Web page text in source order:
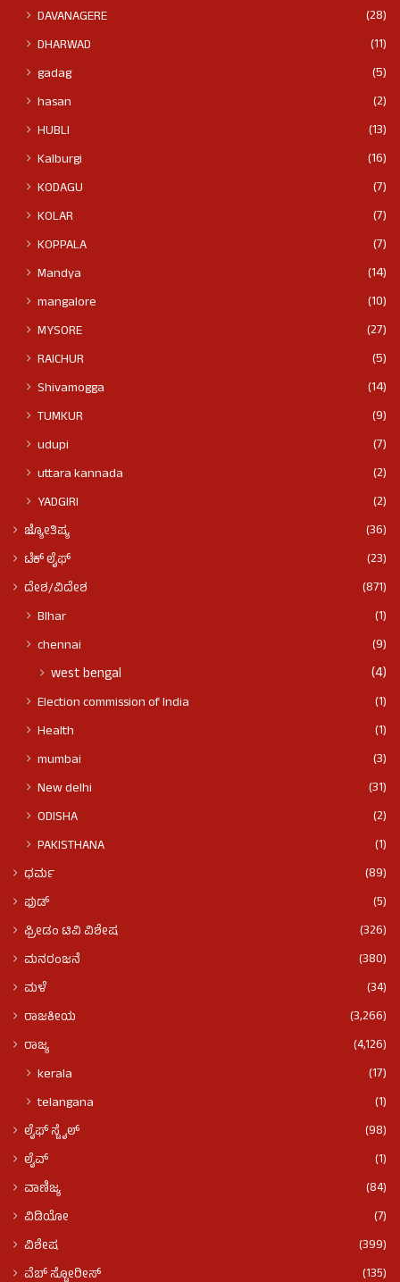
DAVANAGERE
(28)
DHARWAD
(11)
gadag
(5)
hasan
(2)
HUBLI
(13)
Kalburgi
(16)
KODAGU
(7)
KOLAR
(7)
KOPPALA
(7)
Mandya
(14)
mangalore
(10)
MYSORE
(27)
RAICHUR
(5)
Shivamogga
(14)
TUMKUR
(9)
udupi
(7)
uttara kannada
(2)
YADGIRI
(2)
ಜ್ಯೋತಿಷ್ಯ
(36)
ಟೆಕ್ ಲೈಫ್
(23)
ದೇಶ/ವಿದೇಶ
(871)
BIhar
(1)
chennai
(9)
west bengal (4)
Election commission of India
(1)
Health
(1)
mumbai
(3)
New delhi
(31)
ODISHA
(2)
PAKISTHANA
(1)
ಧರ್ಮ
(89)
ಫುಡ್​​
(5)
ಫ್ರೀಡಂ ಟಿವಿ ವಿಶೇಷ
(326)
ಮನರಂಜನೆ
(380)
ಮಳೆ
(34)
ರಾಜಕೀಯ
(3,266)
ರಾಜ್ಯ
(4,126)
kerala
(17)
telangana
(1)
ಲೈಫ್ ಸ್ಟೈಲ್
(98)
ಲೈವ್
(1)
ವಾಣಿಜ್ಯ
(84)
ವಿಡಿಯೋ
(7)
ವಿಶೇಷ
(399)
ವೆಬ್ ಸ್ಟೋರೀಸ್
(135)